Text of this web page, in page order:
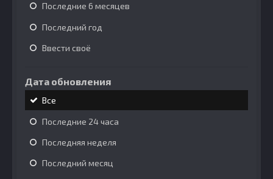
Последние 6 месяцев
Последний год
Ввести своё
Дата обновления
Все
Последние 24 часа
Последняя неделя
Последний месяц